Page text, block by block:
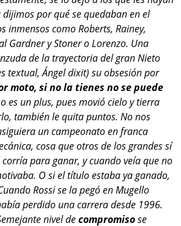
dijimos por qué se quedaban en el
inmensos como Roberts, Rainey,
Gardner y Stoner o Lorenzo. Una
de la trayectoria del gran Nieto
textual, Ángel dixit) su obsesión por
moto, si no la tienes no se puede
es un plus, pues movió cielo y tierra
también le quita puntos. No nos
un campeonato en franca
cosa que otros de los grandes sí
para ganar, y cuando veía que no
O si el título estaba ya ganado,
Rossi se la pegó en Mugello
perdido una carrera desde 1996.
nivel decompromisose